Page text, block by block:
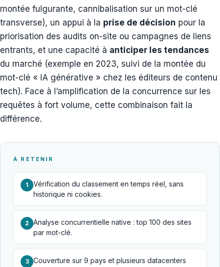
montée fulgurante, cannibalisation sur un mot-clé
transverse), un appui à la prise de décision pour la
priorisation des audits on-site ou campagnes de liens
entrants, et une capacité à anticiper les tendances
du marché (exemple en 2023, suivi de la montée du
mot-clé « IA générative » chez les éditeurs de contenu
tech). Face à l’amplification de la concurrence sur les
requêtes à fort volume, cette combinaison fait la
différence.
À RETENIR
1
Vérification du classement en temps réel, sans
historique ni cookies.
2
Analyse concurrentielle native : top 100 des sites
par mot-clé.
3
Couverture sur 9 pays et plusieurs datacenters